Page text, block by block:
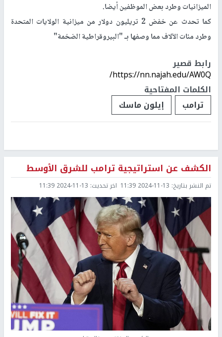
الميزانيات وطرد بعض الموظفين أيضا.
كما تحدث عن خفض 2 تريليون دولار من ميزانية الولايات المتحدة
وطرد مئات الآلاف مما وصفها بـ "البيروقراطية الضخمة"
رابط قصير
https://nn.najah.edu/AW0Q/
الكلمات المفتاحية
ترامب
إيلون ماسك
الكشف عن استراتيجية ترامب للشرق الأوسط
تم النشر بتاريخ: 2024-11-13 11:39 اخر تحديث: 2024-11-13 11:39